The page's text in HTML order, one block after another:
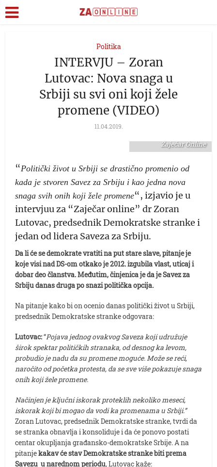
Politika
INTERVJU – Zoran
Lutovac: Nova snaga u
Srbiji su svi oni koji žele
promene (VIDEO)
11.04.2019.
Zaječar Online
“Politički život u Srbiji se drastično promenio od
kada je stvoren Savez za Srbiju i kao jedna nova
snaga svih onih koji žele promene“, izjavio je u
intervjuu za “Zaječar online” dr Zoran
Lutovac, predsednik Demokratske stranke i
jedan od lidera Saveza za Srbiju.
Da li će se demokrate vratiti na put stare slave, pitanje je
koje visi nad DS-om otkako je 2012. izgubila vlast, uticaj i
dobar deo članstva. Međutim, činjenica je da je Savez za
Srbiju danas druga po snazi politička opcija.
Na pitanje kako bi on ocenio danas politički život u Srbiji,
predsednik Demokratske stranke odgovara:
Lutovac:“Pojava jednog ovakvog Saveza koji udružuje
širok spektar političkih stranaka, od desnog ka levom,
probudio je nadu da su promene moguće. Može se reći,
naročito od početka protesta, da se sve više pokazuje snaga
onih koji žele promene.
Načinjen je ključni iskorak proteklih nekoliko meseci,
iskorak koji bi mogao da vodi ka promenama u Srbiji.”
Zoran Lutovac, predsednik Demokratske stranke, tvrdi da
se stranka obnavlja i konsoliduje i da će ponovo postati
centar okupljanja građansko-demokratske Srbije. A na
pitanjekakav će stav Demokratske stranke biti prema
Savezu u narednom periodu, Lutovac kaže: